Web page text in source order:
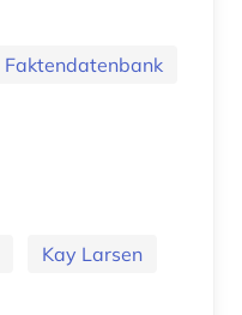
Faktendatenbank
Kay Larsen